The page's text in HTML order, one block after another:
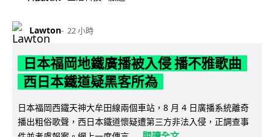
Lawton 22 小時
日本福岡地鐵廣播被入侵 播不雅歌曲
西日本鐵道疑黑客所為
日本福岡西鐵天神大牟田線兩個車站，8 月 4 日廣播系統離奇
播出粗俗歌聲，西日本鐵道懷疑遭第三方非法入侵，正調查事